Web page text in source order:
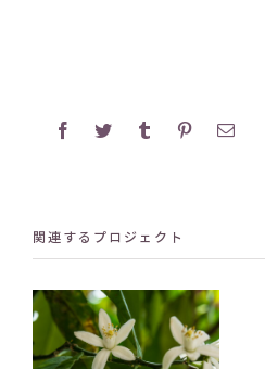
Facebook
TwitterTumblrPinterest
関連するプロジェクト